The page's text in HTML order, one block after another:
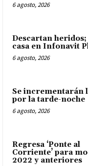
6 agosto, 2026
Descartan heridos;
casa en Infonavit
6 agosto, 2026
Se incrementarán
por la tarde-noche
6 agosto, 2026
Regresa ‘Ponte al
Corriente’ para
2022 y anteriores